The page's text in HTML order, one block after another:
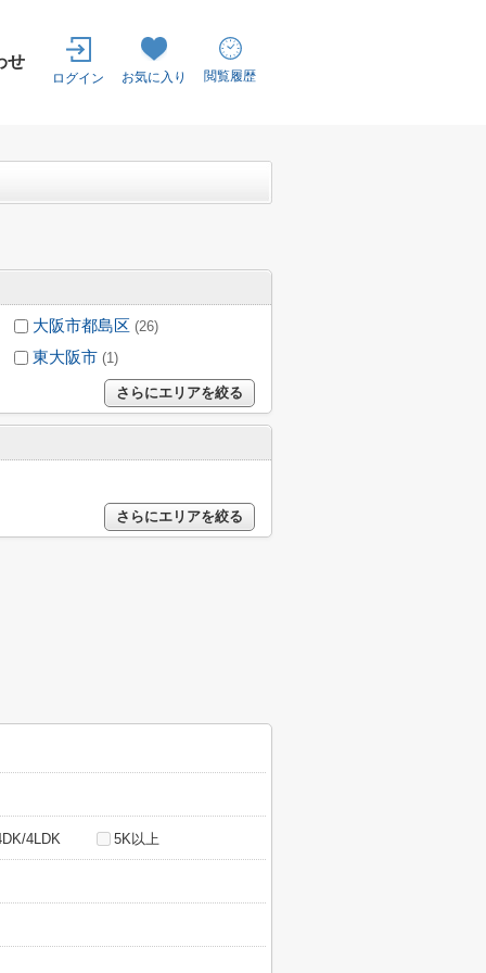
せ
ログイン お気に入り 閲覧履歴
大阪市都島区 (26)
東大阪市 (1)
さらにエリアを絞る
さらにエリアを絞る
4LDK 5K以上